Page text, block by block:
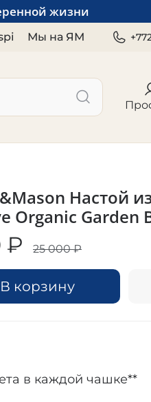
жизни
Мы на ЯМ
Настой
Organic Garden
₽ 25 000 ₽
В корзину
в каждой чашке**